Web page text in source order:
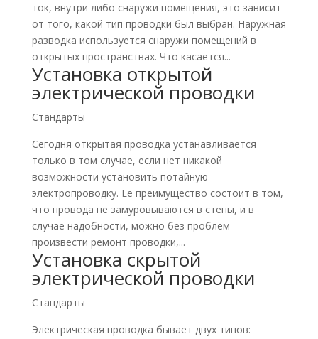
ток, внутри либо снаружи помещения, это зависит
от того, какой тип проводки был выбран. Наружная
разводка используется снаружи помещений в
открытых пространствах. Что касается...
Установка открытой
электрической проводки
Стандарты
Сегодня открытая проводка устанавливается
только в том случае, если нет никакой
возможности установить потайную
электропроводку. Ее преимущество состоит в том,
что провода не замуровываются в стены, и в
случае надобности, можно без проблем
произвести ремонт проводки,...
Установка скрытой
электрической проводки
Стандарты
Электрическая проводка бывает двух типов: